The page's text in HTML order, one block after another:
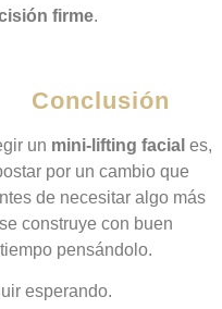
firme.
Conclusión
un mini-lifting facial es,
por un cambio que
de necesitar algo más
construye con buen
pensándolo.
esperando.